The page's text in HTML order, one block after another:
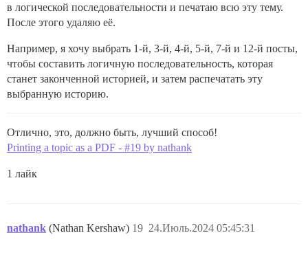
в логической последовательности и печатаю всю эту тему.
После этого удаляю её.
Например, я хочу выбрать 1-й, 3-й, 4-й, 5-й, 7-й и 12-й посты,
чтобы составить логичную последовательность, которая
станет законченной историей, и затем распечатать эту
выбранную историю.
Отлично, это, должно быть, лучший способ!
Printing a topic as a PDF - #19 by nathank
1 лайк
nathank (Nathan Kershaw) 24.Июль.2024 05:45:31
19